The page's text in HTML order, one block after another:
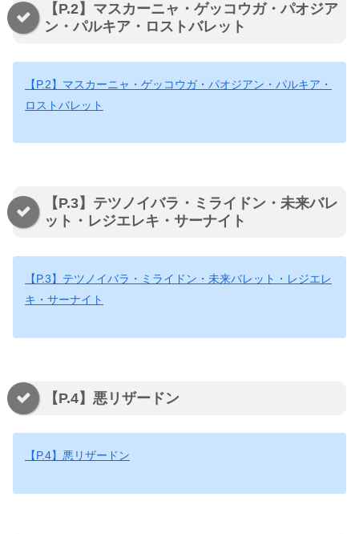
【P.2】マスカーニャ・ゲッコウガ・パオジア
ン・パルキア・ロストバレット
【P.2】マスカーニャ・ゲッコウガ・パオジアン・パルキア・
ロストバレット
【P.3】テツノイバラ・ミライドン・未来バレ
ット・レジエレキ・サーナイト
【P.3】テツノイバラ・ミライドン・未来バレット・レジエレ
キ・サーナイト
【P.4】悪リザードン
【P.4】悪リザードン